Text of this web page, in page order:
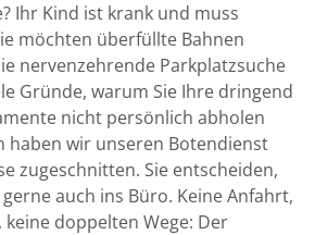
Ihr Kind ist krank und muss
möchten überfüllte Bahnen
nervenzehrende Parkplatzsuche
Gründe, warum Sie Ihre dringend
nicht persönlich abholen
haben wir unseren Botendienst
zugeschnitten. Sie entscheiden,
auch ins Büro. Keine Anfahrt,
doppelten Wege: Der